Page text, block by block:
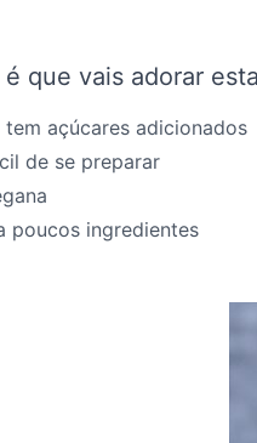
que vais adorar
tem açúcares adicionados
de se preparar
poucos ingredientes